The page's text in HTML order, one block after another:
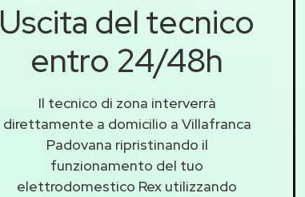
Uscita del tecnico
entro 24/48h
Il tecnico di zona interverrà
direttamente a domicilio a Villafranca
Padovana ripristinando il
funzionamento del tuo
elettrodomestico Rex utilizzando